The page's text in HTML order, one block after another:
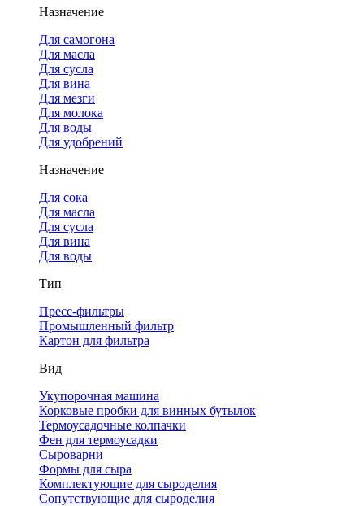
Назначение
Для самогона
Для масла
Для сусла
Для вина
Для мезги
Для молока
Для воды
Для удобрений
Назначение
Для сока
Для масла
Для сусла
Для вина
Для воды
Тип
Пресс-фильтры
Промышленный фильтр
Картон для фильтра
Вид
Укупорочная машина
Корковые пробки для винных бутылок
Термоусадочные колпачки
Фен для термоусадки
Сыроварни
Формы для сыра
Комплектующие для сыроделия
Сопутствующие для сыроделия